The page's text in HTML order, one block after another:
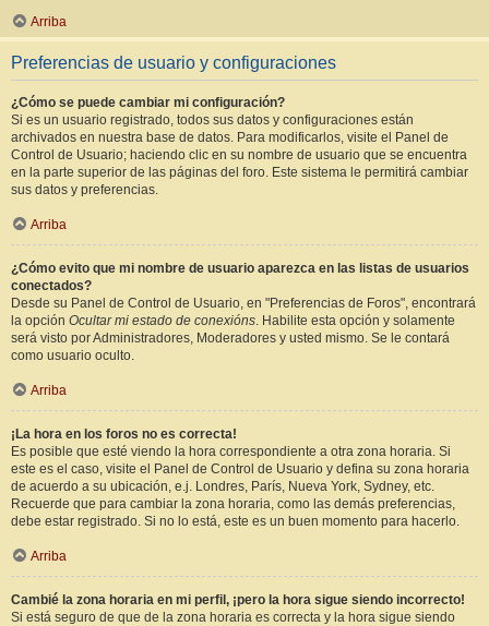
Arriba
Preferencias de usuario y configuraciones
¿Cómo se puede cambiar mi configuración?
Si es un usuario registrado, todos sus datos y configuraciones están
archivados en nuestra base de datos. Para modificarlos, visite el Panel de
Control de Usuario; haciendo clic en su nombre de usuario que se encuentra
en la parte superior de las páginas del foro. Este sistema le permitirá cambiar
sus datos y preferencias.
Arriba
¿Cómo evito que mi nombre de usuario aparezca en las listas de usuarios
conectados?
Desde su Panel de Control de Usuario, en "Preferencias de Foros", encontrará
la opción Ocultar mi estado de conexións. Habilite esta opción y solamente
será visto por Administradores, Moderadores y usted mismo. Se le contará
como usuario oculto.
Arriba
¡La hora en los foros no es correcta!
Es posible que esté viendo la hora correspondiente a otra zona horaria. Si
este es el caso, visite el Panel de Control de Usuario y defina su zona horaria
de acuerdo a su ubicación, e.j. Londres, París, Nueva York, Sydney, etc.
Recuerde que para cambiar la zona horaria, como las demás preferencias,
debe estar registrado. Si no lo está, este es un buen momento para hacerlo.
Arriba
Cambié la zona horaria en mi perfil, ¡pero la hora sigue siendo incorrecto!
Si está seguro de que de la zona horaria es correcta y la hora sigue siendo